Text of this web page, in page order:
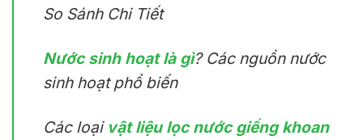
So Sánh Chi Tiết
Nước sinh hoạt là gì? Các nguồn nước
sinh hoạt phổ biến
Các loại vật liệu lọc nước giếng khoan